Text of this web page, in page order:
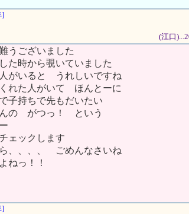
(江口
ございました
た時から覗いていました
がいると うれしいですね
れた人がいて ほんとーに
子持ちで先もだいたい
んの がつっ！ という
ェックします
、、、、 ごめんなさいね
っ！！